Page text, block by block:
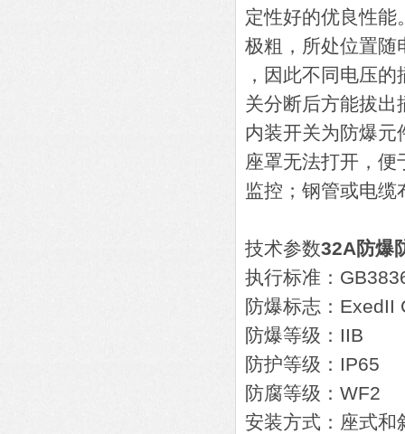
定性好的优良性能
极粗，所处位置随
，因此不同电压
关分断后方能拔出
内装开关为防爆元
座罩无法打开，便
监控；钢管或电缆
技术参数32A防爆
执行标准：
防爆标志：ExedII
防爆等级：IIB
防护等级：IP65
防腐等级：WF2
安装方式：座式和